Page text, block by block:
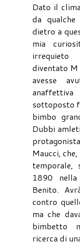
Dato il
da
dietro a
mia
irrequieto
diventato M
avesse
sottoposto
bimbo
Dubbi
Maucci,
temporale,
1890
Benito.
contro
ma che
bimbetto
ricerca di